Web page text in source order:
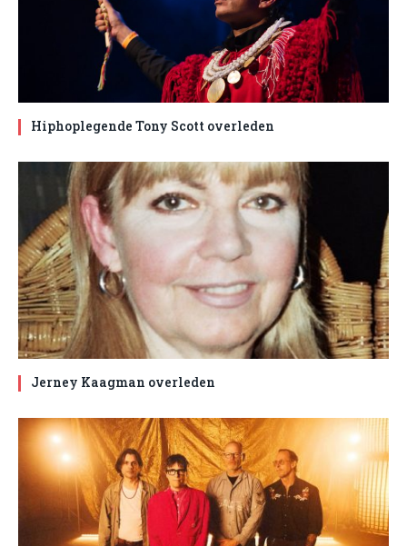
Hiphoplegende Tony Scott overleden
Jerney Kaagman overleden